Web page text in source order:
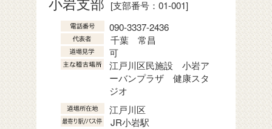
[支部番号：01-001]
090-3337-2436
千葉 常昌
可
江戸川区民施設 小岩ア
ーバンプラザ 健康スタ
ジオ
江戸川区
JR小岩駅